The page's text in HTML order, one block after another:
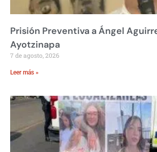
Prisión Preventiva a Ángel
Ayotzinapa
7 de agosto, 2026
Leer más »